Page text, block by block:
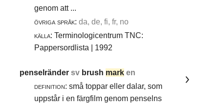
genom att ...
övriga språk: da, de, fi, fr, no
källa: Terminologicentrum TNC:
Pappersordlista | 1992
penselrändersv brush mark en
definition: små toppar eller dalar, som
uppstår i en färgfilm genom penselns